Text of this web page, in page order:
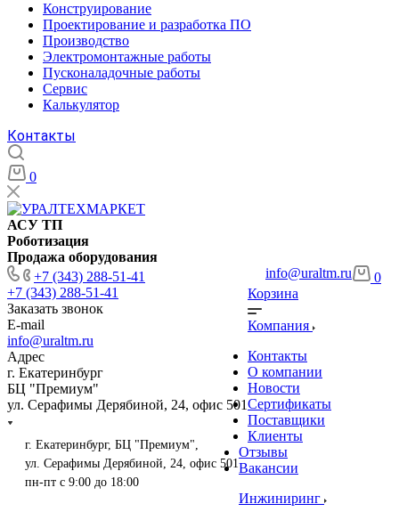
Конструирование
Проектирование и разработка ПО
Производство
Электромонтажные работы
Пусконаладочные работы
Сервис
Калькулятор
Контакты
0
АСУ ТП
Роботизация
Продажа оборудования
+7 (343) 288-51-41
+7 (343) 288-51-41
Заказать звонок
E-mail
info@uraltm.ru
Адрес
г. Екатеринбург
БЦ "Премиум"
ул. Серафимы Дерябиной, 24, офис 501
info@uraltm.ru
г. Екатеринбург, БЦ "Премиум",
ул. Серафимы Дерябиной, 24, офис 501
пн-пт с 9:00 до 18:00
0
Корзина
Компания
Контакты
О компании
Новости
Сертификаты
Поставщики
Клиенты
Отзывы
Вакансии
Инжиниринг